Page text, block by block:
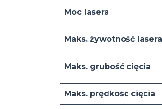
Moc lasera
Maks. żywotność lasera
Maks. grubość cięcia
Maks. prędkość cięcia